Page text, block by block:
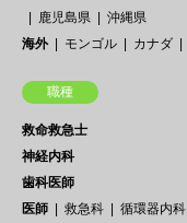
鹿児島県
沖縄県
海外
モンゴル カナダ
職種
救命救急士
神経内科
歯科医師
医師
救急科 循環器内科